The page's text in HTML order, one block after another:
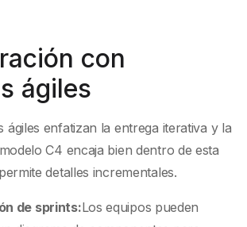
con
ágiles
ágiles enfatizan la entrega iterativa y la
C4 encaja bien dentro de esta
detalles incrementales.
de sprints:Los equipos pueden